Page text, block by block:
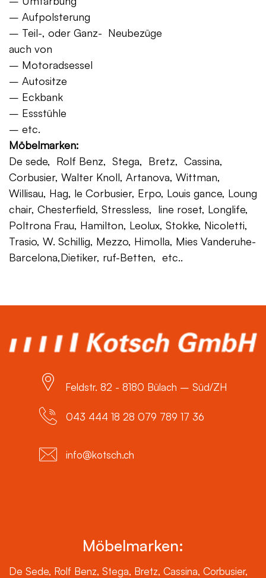
– Aufpolsterung
– Teil-, oder Ganz- Neubezüge
auch von
– Motoradsessel
– Autositze
– Eckbank
– Essstühle
– etc.
Möbelmarken:
De sede, Rolf Benz, Stega, Bretz, Cassina,
Corbusier, Walter Knoll, Artanova, Wittman,
Willisau, Hag, le Corbusier, Erpo, Louis gance, Loung
chair, Chesterfield, Stressless, line roset, Longlife,
Poltrona Frau, Hamilton, Leolux, Stokke, Nicoletti,
Trasio, W. Schillig, Mezzo, Himolla, Mies Vanderuhe-
Barcelona,Dietiker, ruf-Betten, etc..
Feldstr. 82 - 8180 Bülach – Süd/ZH
043 444 18 28 079 789 17 36
info@kotsch.ch
Möbelmarken:
De Sede, Rolf Benz, Stega, Bretz, Cassina, Corbusier,